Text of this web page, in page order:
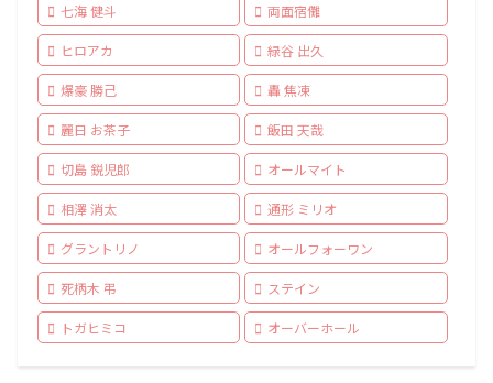
七海 健斗 両面宿儺
ヒロアカ 緑谷 出久
爆豪 勝己 轟 焦凍
麗日 お茶子 飯田 天哉
切島 鋭児郎 オールマイト
相澤 消太 通形 ミリオ
グラントリノ オールフォーワン
死柄木 弔 ステイン
トガヒミコ オーバーホール